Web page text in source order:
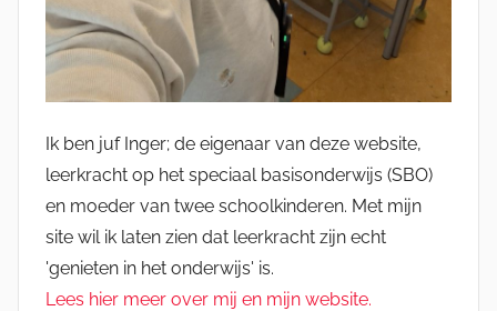
Ik ben juf Inger; de eigenaar van deze website,
leerkracht op het speciaal basisonderwijs (SBO)
en moeder van twee schoolkinderen. Met mijn
site wil ik laten zien dat leerkracht zijn echt
'genieten in het onderwijs' is.
Lees hier meer over mij en mijn website.